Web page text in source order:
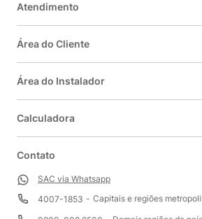
Atendimento
Área do Cliente
Área do Instalador
Calculadora
Contato
SAC via Whatsapp
4007-1853
Capitais e regiões